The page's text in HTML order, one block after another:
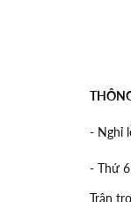
- Nghỉ
- Thứ 6
Trân